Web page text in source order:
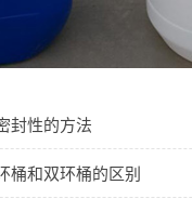
封性的方法
桶和双环桶的区别